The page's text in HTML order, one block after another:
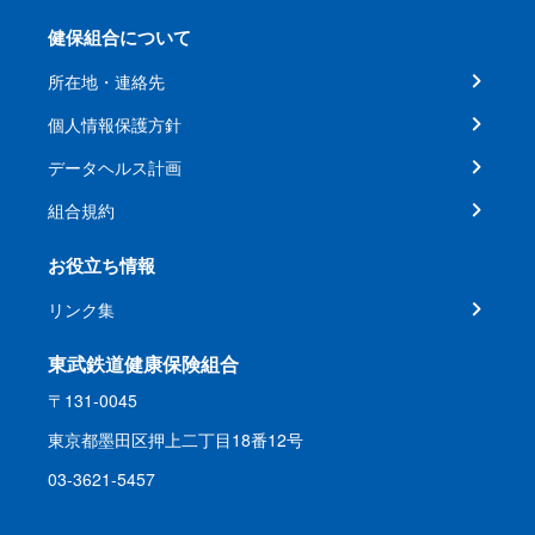
健保組合について
所在地・連絡先
個人情報保護方針
データヘルス計画
組合規約
お役立ち情報
リンク集
東武鉄道健康保険組合
〒131-0045
東京都墨田区押上二丁目18番12号
03-3621-5457